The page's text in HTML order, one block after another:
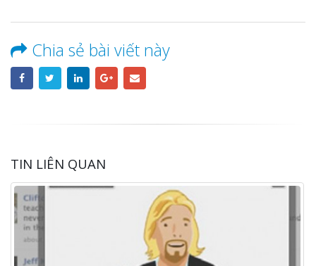
Chia sẻ bài viết này
TIN LIÊN QUAN